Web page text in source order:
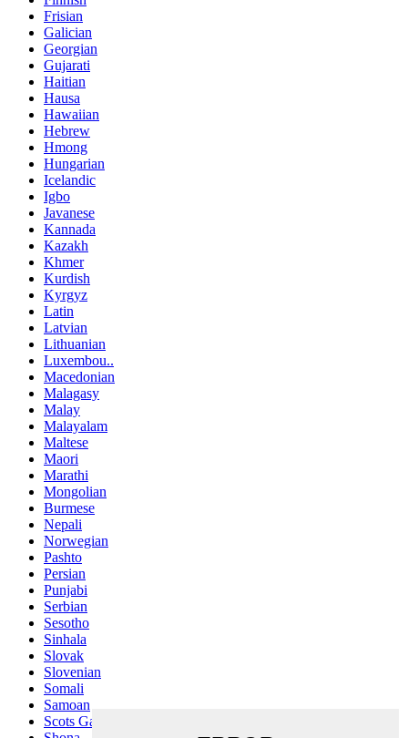
Frisian
Galician
Georgian
Gujarati
Haitian
Hausa
Hawaiian
Hebrew
Hmong
Hungarian
Icelandic
Igbo
Javanese
Kannada
Kazakh
Khmer
Kurdish
Kyrgyz
Latin
Latvian
Lithuanian
Luxembou..
Macedonian
Malagasy
Malay
Malayalam
Maltese
Maori
Marathi
Mongolian
Burmese
Nepali
Norwegian
Pashto
Persian
Punjabi
Serbian
Sesotho
Sinhala
Slovak
Slovenian
Somali
Samoan
Scots Gaelic